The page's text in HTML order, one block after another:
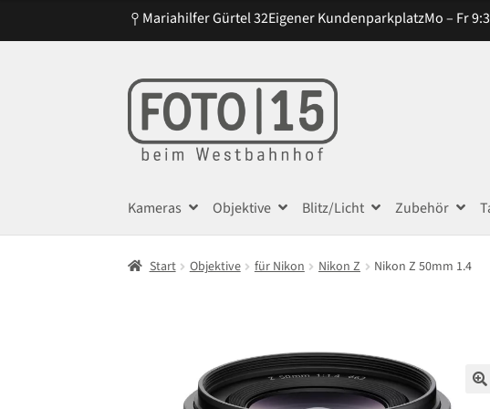
Mariahilfer Gürtel 32Eigener KundenparkplatzMo – Fr
Zur
Navigation
springen
Zum
Inhalt
springen
Kameras Objektive Blitz/Licht Zubehör
Start Objektive für Nikon Nikon Z Nikon Z 50mm 1.4